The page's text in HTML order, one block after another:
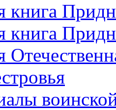
книга
книга